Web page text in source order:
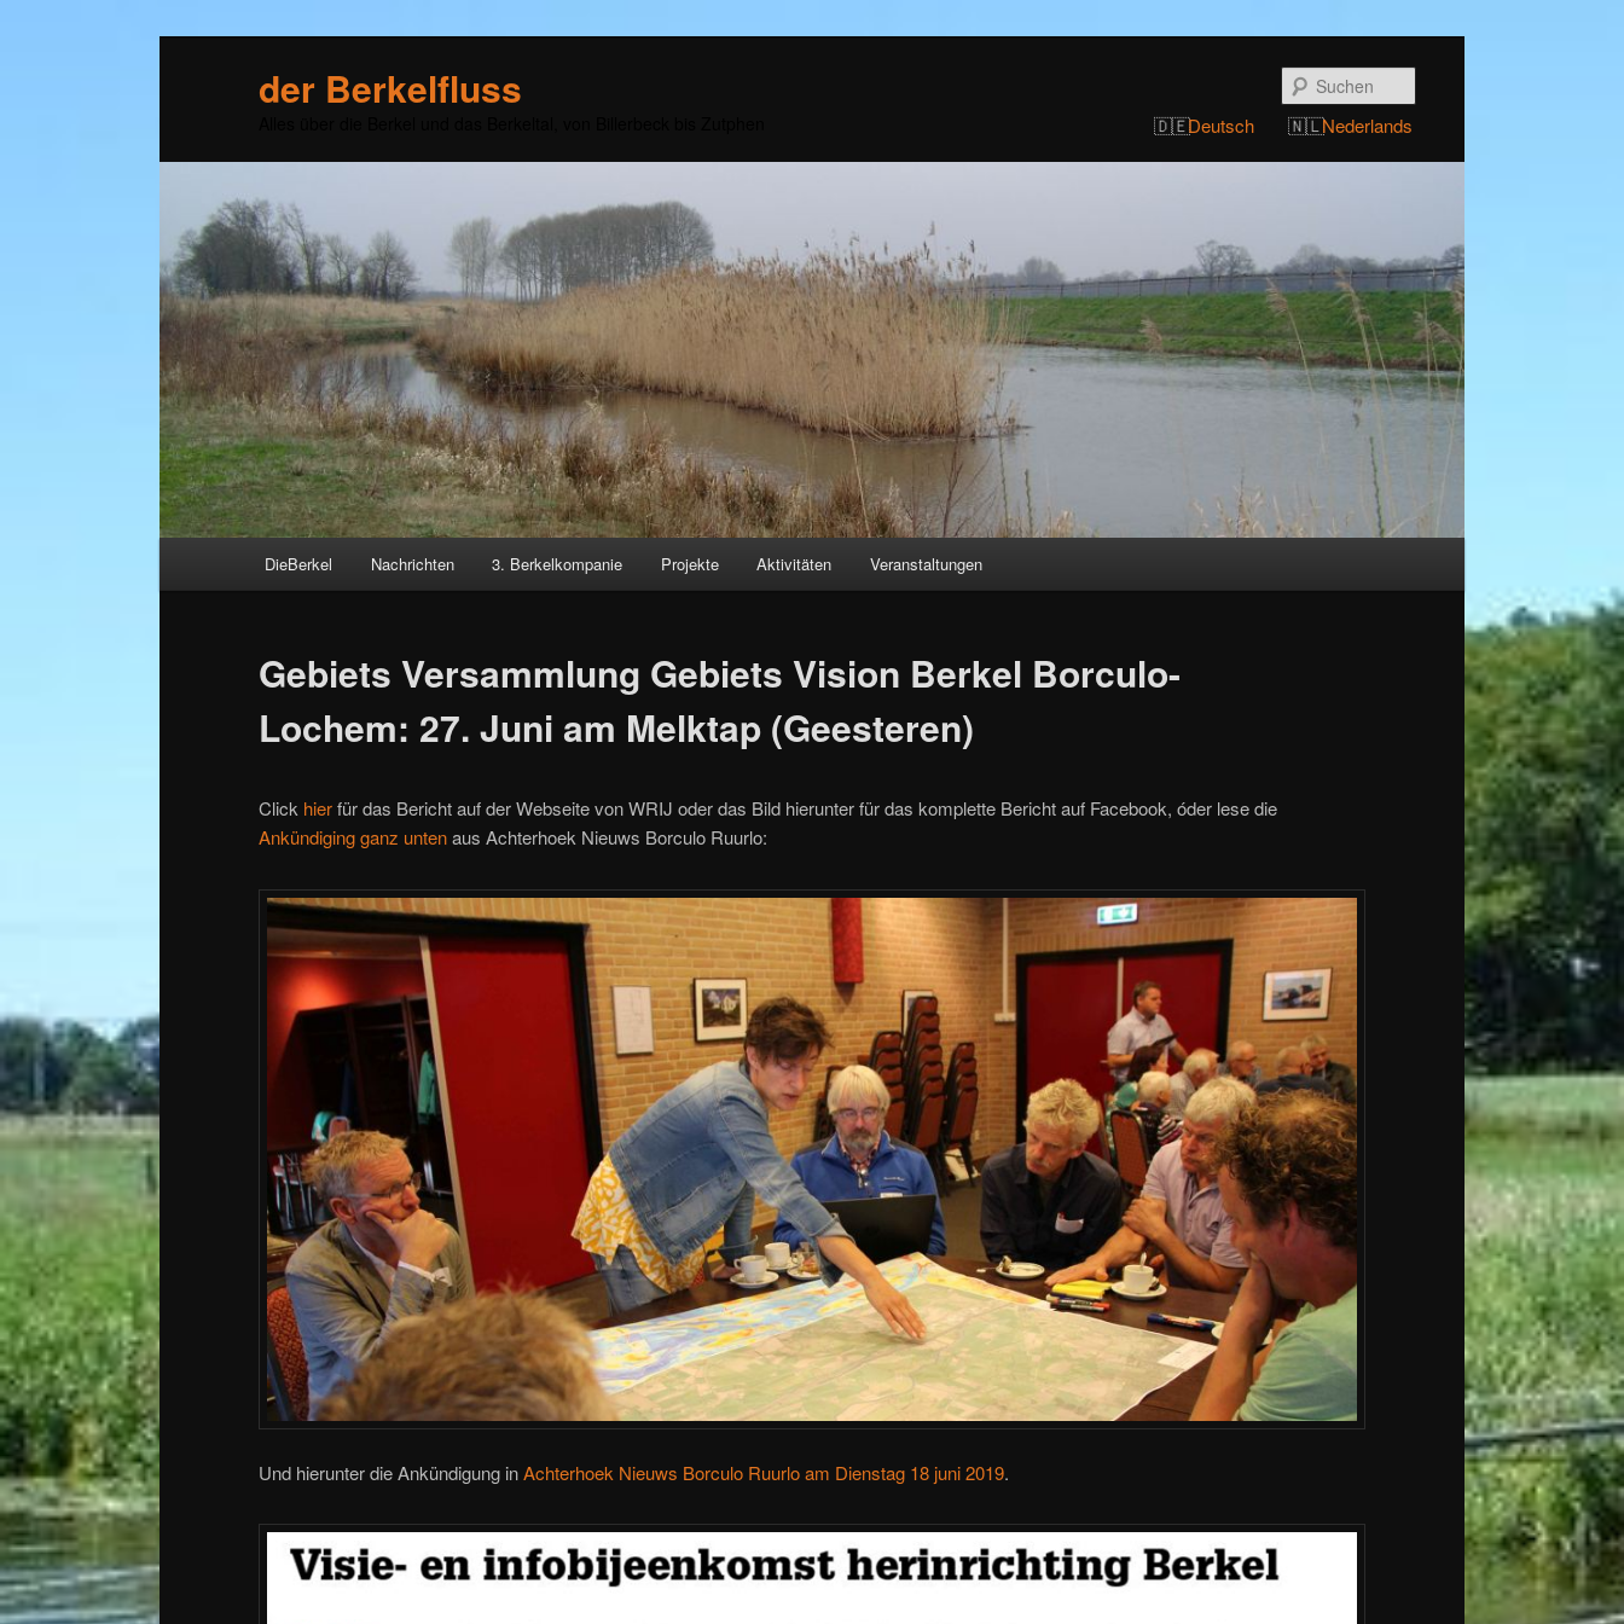
der Berkelfluss
Deutsch Nederlands
Zum
Inhalt
springen
DieBerkel Nachrichten 3. Berkelkompanie Projekte Aktivitäten Veranstaltungen
Gebiets Versammlung Gebiets Vision Berkel Borculo-
Lochem: 27. Juni am Melktap (Geesteren)
Click hierfür das Bericht auf der Webseite von WRIJ oder das Bild hierunter für das komplette Bericht auf Facebook, óder lese die
Ankündiging ganz untenaus Achterhoek Nieuws Borculo Ruurlo:
Und hierunter die Ankündigung inAchterhoek Nieuws Borculo Ruurlo am Dienstag 18 juni 2019.